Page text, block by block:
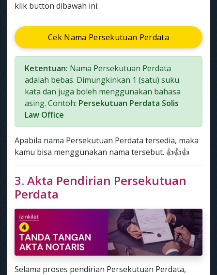
klik button dibawah ini:
Cek Nama Persekutuan Perdata
Ketentuan: Nama Persekutuan Perdata
adalah bebas. Dimungkinkan 1 (satu) suku
kata dan juga boleh menggunakan bahasa
asing. Contoh: Persekutuan Perdata Solis
Law Office
Apabila nama Persekutuan Perdata tersedia, maka
kamu bisa menggunakan nama tersebut. 👍👍👍
3. Akta Pendirian Persekutuan
Perdata
Selama proses pendirian Persekutuan Perdata,